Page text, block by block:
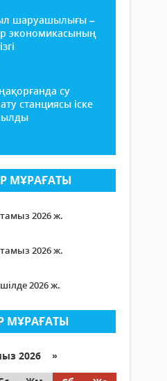
шаруашылығы –
экономикасының
су
станциясы іске
МҰРАҒАТЫ
2026 ж.
2026 ж.
2026 ж.
МҰРАҒАТЫ
2026 »